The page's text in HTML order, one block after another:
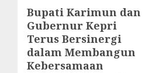
Next
post:
Bupati Karimun dan
Gubernur Kepri
Terus Bersinergi
dalam Membangun
Kebersamaan